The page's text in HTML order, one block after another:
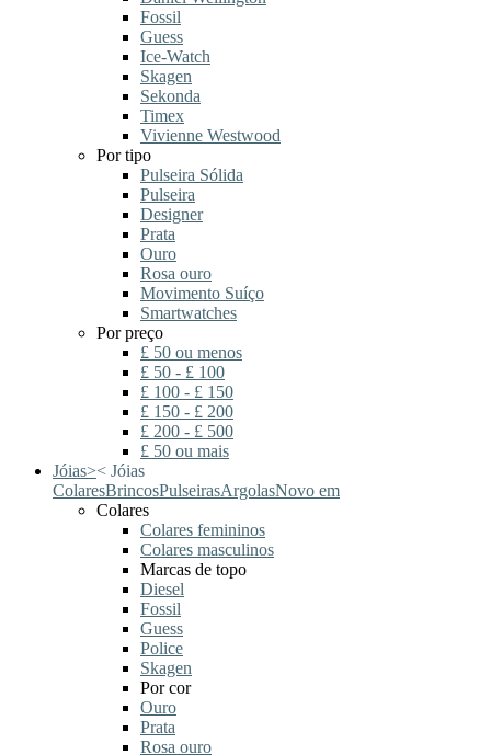
Fossil
Guess
Ice-Watch
Skagen
Sekonda
Timex
Vivienne Westwood
Por tipo
Pulseira Sólida
Pulseira
Designer
Prata
Ouro
Rosa ouro
Movimento Suíço
Smartwatches
Por preço
£ 50 ou menos
£ 50 - £ 100
£ 100 - £ 150
£ 150 - £ 200
£ 200 - £ 500
£ 50 ou mais
Jóias>< Jóias
ColaresBrincosPulseirasArgolasNovo em
Colares
Colares femininos
Colares masculinos
Marcas de topo
Diesel
Fossil
Guess
Police
Skagen
Por cor
Ouro
Prata
Rosa ouro